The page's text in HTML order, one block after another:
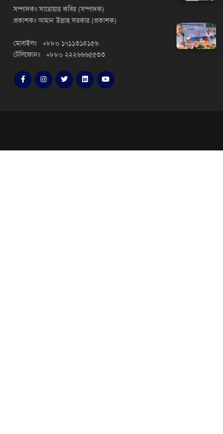
সম্পাদকঃ সারোয়ার কবির (সম্পাদক)
প্রকাশকঃ আমান উল্লাহ সরকার (প্রকাশক)
মোবাইলঃ +৮৮০ ১৭১১৩১৪১৫৬
টেলিফোনঃ +৮৮০ ২২২৬৬৬৫৫৩৩